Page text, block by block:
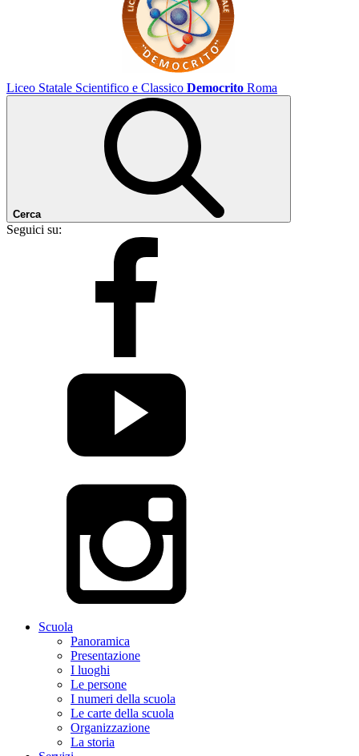
Liceo Statale Scientifico e Classico Democrito Roma
Cerca
Seguici su:
Scuola
Panoramica
Presentazione
I luoghi
Le persone
I numeri della scuola
Le carte della scuola
Organizzazione
La storia